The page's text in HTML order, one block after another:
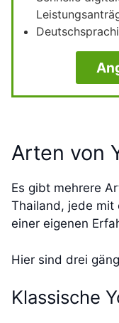
Arten von
Es gibt mehrere
Thailand, jede mit
einer eigenen
Hier sind drei
Klassische